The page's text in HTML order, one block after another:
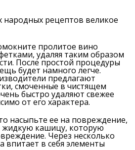
народных рецептов великое
пролитое вино
удаляя таким образом
После простой процедуры
будет намного легче.
предлагают
смоченные в чистящем
быстро удаляют свежее
от его характера.
насыпьте ее на повреждение,
жидкую кашицу, которую
Через несколько
впитает в себя элементы